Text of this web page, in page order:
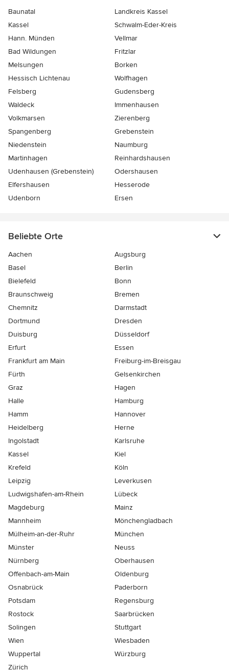
Baunatal
Landkreis Kassel
Kassel
Schwalm-Eder-Kreis
Hann. Münden
Vellmar
Bad Wildungen
Fritzlar
Melsungen
Borken
Hessisch Lichtenau
Wolfhagen
Felsberg
Gudensberg
Waldeck
Immenhausen
Volkmarsen
Zierenberg
Spangenberg
Grebenstein
Niedenstein
Naumburg
Martinhagen
Reinhardshausen
Udenhausen (Grebenstein)
Odershausen
Elfershausen
Hesserode
Udenborn
Ersen
Beliebte Orte
Aachen
Augsburg
Basel
Berlin
Bielefeld
Bonn
Braunschweig
Bremen
Chemnitz
Darmstadt
Dortmund
Dresden
Duisburg
Düsseldorf
Erfurt
Essen
Frankfurt am Main
Freiburg-im-Breisgau
Fürth
Gelsenkirchen
Graz
Hagen
Halle
Hamburg
Hamm
Hannover
Heidelberg
Herne
Ingolstadt
Karlsruhe
Kassel
Kiel
Krefeld
Köln
Leipzig
Leverkusen
Ludwigshafen-am-Rhein
Lübeck
Magdeburg
Mainz
Mannheim
Mönchen­gladbach
Mülheim-an-der-Ruhr
München
Münster
Neuss
Nürnberg
Oberhausen
Offenbach-am-Main
Oldenburg
Osnabrück
Paderborn
Potsdam
Regensburg
Rostock
Saarbrücken
Solingen
Stuttgart
Wien
Wiesbaden
Wuppertal
Würzburg
Zürich